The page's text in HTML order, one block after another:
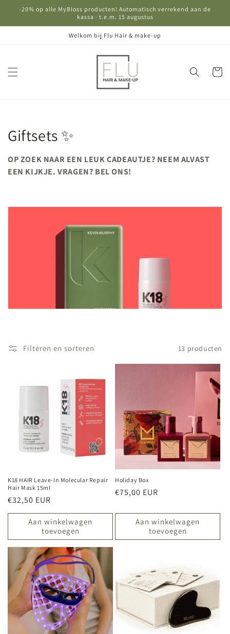
naar de
-20% op alle MyBloss producten! Automatisch verrekend aan de
kassa · t.e.m. 15 augustus
Welkom bij Flu Hair & make-up
C
o
l
:
Giftsets ✨
OP ZOEK NAAR EEN LEUK CADEAUTJE? NEEM ALVAST
EEN KIJKJE. VRAGEN? BEL ONS!
Filteren en sorteren 13 producten
K18 HAIR Leave-In Molecular Repair
Hair Mask 15ml
Normale
prijs
€32,50 EUR
Aan winkelwagen
toevoegen
Holiday Box
Normale
€75,00 EUR
Aan winkelwagen
toevoegen